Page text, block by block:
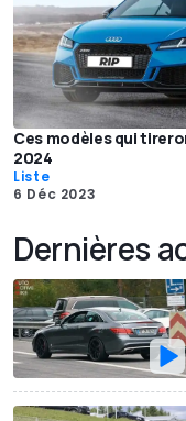
Ces modèles qui
2024
Liste
6 Déc 2023
Dernières